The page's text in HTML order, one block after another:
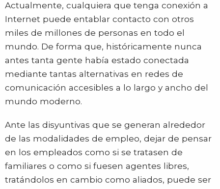
Actualmente, cualquiera que tenga conexión a
Internet puede entablar contacto con otros
miles de millones de personas en todo el
mundo. De forma que, históricamente nunca
antes tanta gente había estado conectada
mediante tantas alternativas en redes de
comunicación accesibles a lo largo y ancho del
mundo moderno.
Ante las disyuntivas que se generan alrededor
de las modalidades de empleo, dejar de pensar
en los empleados como si se tratasen de
familiares o como si fuesen agentes libres,
tratándolos en cambio como aliados, puede ser